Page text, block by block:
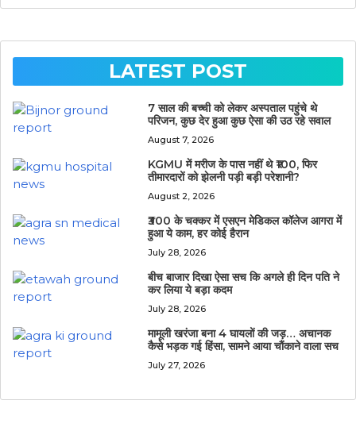
LATEST POST
7 साल की बच्ची को लेकर अस्पताल पहुंचे थे
परिजन, कुछ देर हुआ कुछ ऐसा की उठ रहे सवाल
August 7, 2026
KGMU में मरीज के पास नहीं थे ₹100, फिर
तीमारदारों को झेलनी पड़ी बड़ी परेशानी?
August 2, 2026
₹300 के चक्कर में एसएन मेडिकल कॉलेज आगरा में
हुआ ये काम, हर कोई हैरान
July 28, 2026
बीच बाजार दिखा ऐसा सच कि अगले ही दिन पति ने
कर लिया ये बड़ा कदम
July 28, 2026
मामूली खरंजा बना 4 घायलों की जड़… अचानक
कैसे भड़क गई हिंसा, सामने आया चौंकाने वाला सच
July 27, 2026